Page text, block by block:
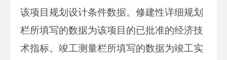
该项目规划设计条件数据。修建性详细规划
栏所填写的数据为该项目的已批准的经济技
术指标。竣工测量栏所填写的数据为竣工实